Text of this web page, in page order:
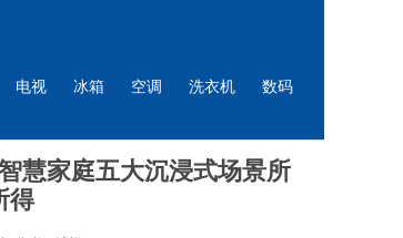
电视 冰箱 空调 洗衣机
数码
慧家庭五大沉浸式场景所
得